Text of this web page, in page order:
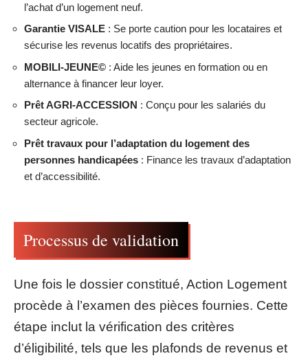
l’achat d’un logement neuf.
Garantie VISALE : Se porte caution pour les locataires et
sécurise les revenus locatifs des propriétaires.
MOBILI-JEUNE© : Aide les jeunes en formation ou en
alternance à financer leur loyer.
Prêt AGRI-ACCESSION : Conçu pour les salariés du
secteur agricole.
Prêt travaux pour l’adaptation du logement des
personnes handicapées : Finance les travaux d’adaptation
et d’accessibilité.
Processus de validation
Une fois le dossier constitué, Action Logement
procède à l’examen des pièces fournies. Cette
étape inclut la vérification des critères
d’éligibilité, tels que les plafonds de revenus et